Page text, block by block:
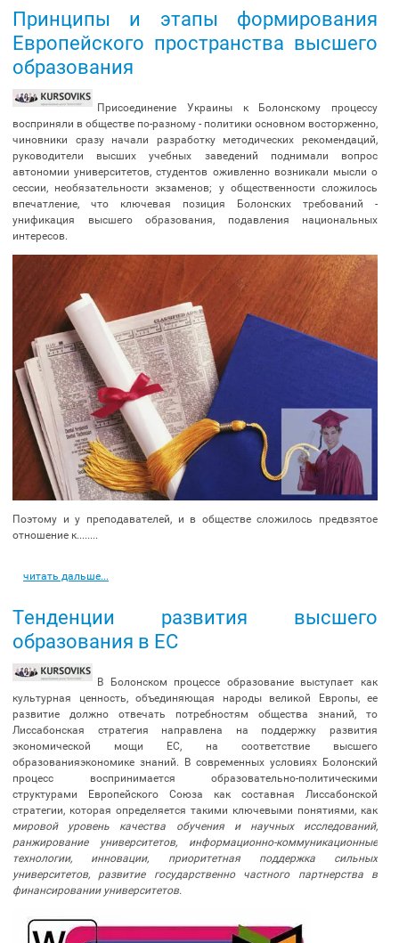
Принципы и этапы формирования
Европейского пространства высшего
образования
Присоединение Украины к Болонскому процессу
восприняли в обществе по-разному - политики основном восторженно,
чиновники сразу начали разработку методических рекомендаций,
руководители высших учебных заведений поднимали вопрос
автономии университетов, студентов оживленно возникали мысли о
сессии, необязательности экзаменов; у общественности сложилось
впечатление, что ключевая позиция Болонских требований -
унификация высшего образования, подавления национальных
интересов.
Поэтому и у преподавателей, и в обществе сложилось предвзятое
отношение к........
читать дальше...
Тенденции развития высшего
образования в ЕС
В Болонском процессе образование выступает как
культурная ценность, объединяющая народы великой Европы, ее
развитие должно отвечать потребностям общества знаний, то
Лиссабонская стратегия направлена на поддержку развития
экономической мощи ЕС, на соответствие высшего
образованияэкономике знаний. В современных условиях Болонский
процесс воспринимается образовательно-политическими
структурами Европейского Союза как составная Лиссабонской
стратегии, которая определяется такими ключевыми понятиями, как
мировойуровень качества обучения и научных исследований,
ранжирование университетов, информационно-коммуникационные
технологии, инновации, приоритетная поддержка сильных
университетов, развитие государственно частного партнерства в
финансировании университетов.